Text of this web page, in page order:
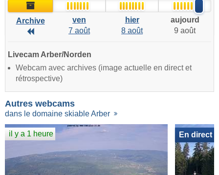
Archive
Archive
Archive
ven
7 août
hier
8 août
aujourd
9 août
Livecam Arber/Norden
Webcam avec archives (image actuelle en direct et
rétrospective)
Autres webcams
dans le domaine skiable Arber
il y a 1 heure En direct